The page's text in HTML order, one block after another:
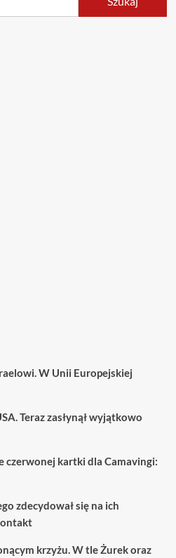
W Unii Europejskiej
Teraz zasłynął wyjątkowo
czerwonej kartki dla Camavingi:
zdecydował się na ich
krzyżu. W tle Żurek oraz